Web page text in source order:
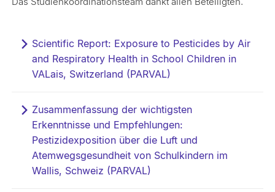
Scientific Report: Exposure to Pesticides by Air
and Respiratory Health in School Children in
VALais, Switzerland (PARVAL)
Zusammenfassung der wichtigsten
Erkenntnisse und Empfehlungen:
Pestizidexposition über die Luft und
Atemwegsgesundheit von Schulkindern im
Wallis, Schweiz (PARVAL)